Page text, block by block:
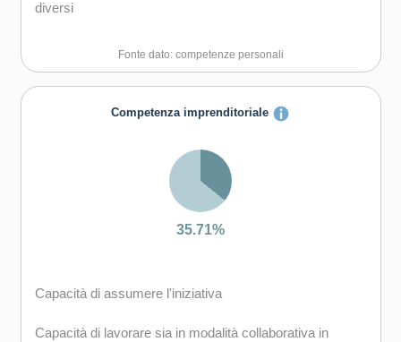
diversi
Capacità di creare fiducia e provare empatia
Capacità di negoziare
Capacità di gestire l'incertezza, la complessità e lo
Capacità di mantenersi resilienti
Capacità di favorire il proprio benessere fisico ed
Fonte dato: competenze personali
Competenza imprenditoriale
35.71%
Capacità di assumere l'iniziativa
Capacità di lavorare sia in modalità collaborativa in